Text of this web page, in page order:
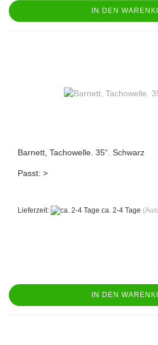
IN DEN
Barnett, Tachowelle. 35“. Schwarz
Passt: >
Lieferzeit: ca. 2-4 Tage
IN DEN